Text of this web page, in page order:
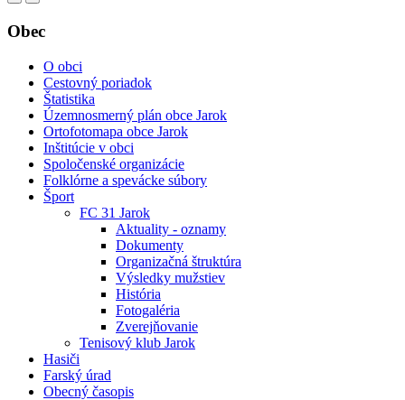
Obec
O obci
Cestovný poriadok
Štatistika
Územnosmerný plán obce Jarok
Ortofotomapa obce Jarok
Inštitúcie v obci
Spoločenské organizácie
Folklórne a spevácke súbory
Šport
FC 31 Jarok
Aktuality - oznamy
Dokumenty
Organizačná štruktúra
Výsledky mužstiev
História
Fotogaléria
Zverejňovanie
Tenisový klub Jarok
Hasiči
Farský úrad
Obecný časopis